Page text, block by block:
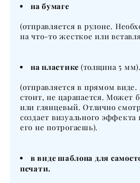
на бумаге
(отправляется в рулоне.
на что-то жесткое или
на пластике (толщина 5 мм).
(отправляется в прямом
стоит, не царапается. Может
или глянцевый. Отлично
создает визуального эффекта
его не потрогаешь).
в виде шаблона для
печати.